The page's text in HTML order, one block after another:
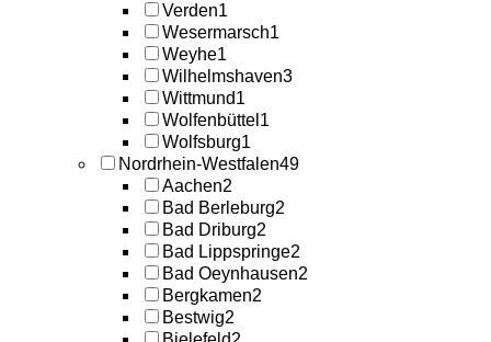
Verden1
Wesermarsch1
Weyhe1
Wilhelmshaven3
Wittmund1
Wolfenbüttel 1
Wolfsburg1
Nordrhein-Westfalen49
Aachen2
Bad Berleburg2
Bad Driburg2
Bad Lippspringe2
Bad Oeynhausen2
Bergkamen2
Bestwig2